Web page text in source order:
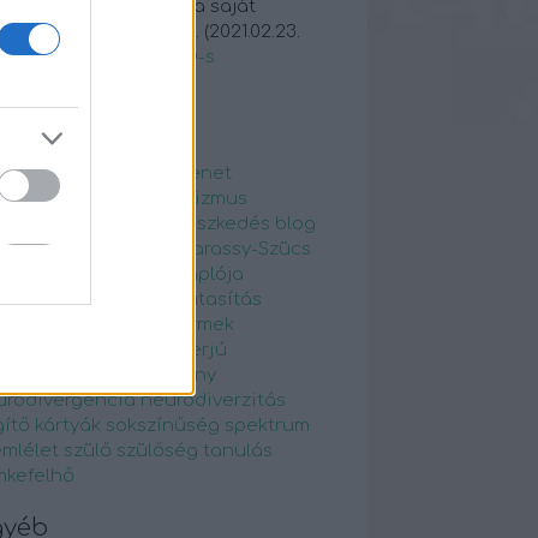
Biztos, hogy a saját
volt aki ezt c... (2021.02.23.
) Életképek az ADHD-s
atipikusfejlődésmenet
autizmus
beilleszkedés blog
Czirmai Ildikó
Dr. Madarassy-Szücs
egyfelnőttkliensnaplója
elfogadás
elutasítás
gyermek
interjú
karácsony
neurodiverzitás
kártyák sokszínűség spektrum
szülő szülőség tanulás